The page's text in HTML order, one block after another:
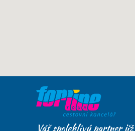
Váš spolehlivý partner již